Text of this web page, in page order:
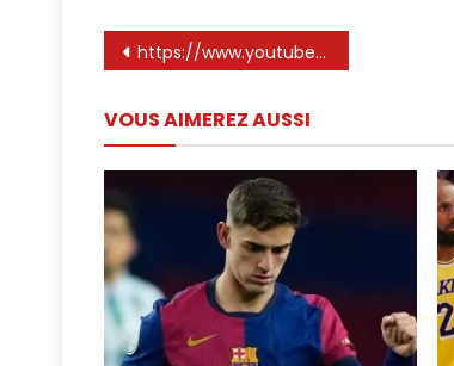
Navigation
l’article
https://www.youtube.com/watch%3Fv%3DUYp_Yjv9ZMc
VOUS AIMEREZ AUSSI